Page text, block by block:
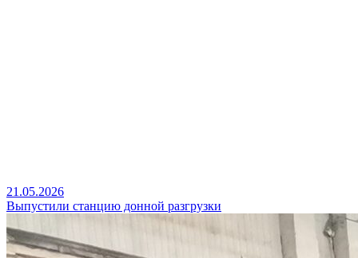
21.05.2026
Выпустили станцию донной разгрузки